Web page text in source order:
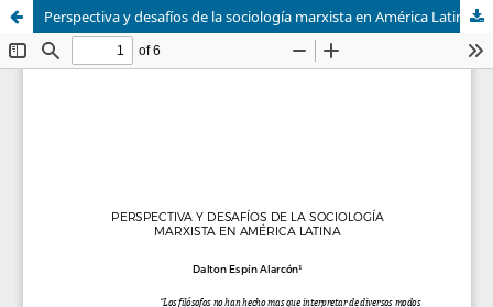
Perspectiva y desafíos de la sociología marxista en América Latina